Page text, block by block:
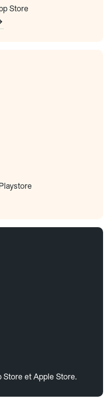
Store
et Apple Store.